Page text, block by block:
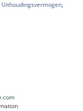
Uithoudingsvermogen,